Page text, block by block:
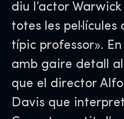
diu l’actor
totes les
típic professor».
amb gaire detall al
que el director
Davis que